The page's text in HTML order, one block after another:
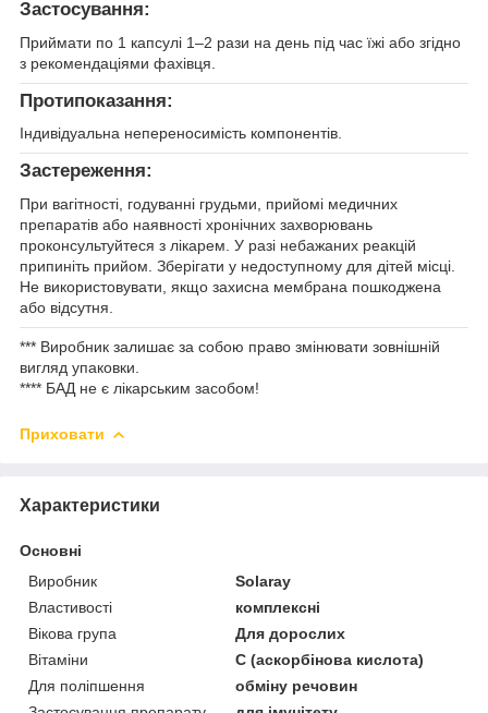
Застосування:
Приймати по 1 капсулі 1–2 рази на день під час їжі або згідно
з рекомендаціями фахівця.
Протипоказання:
Індивідуальна непереносимість компонентів.
Застереження:
При вагітності, годуванні грудьми, прийомі медичних
препаратів або наявності хронічних захворювань
проконсультуйтеся з лікарем. У разі небажаних реакцій
припиніть прийом. Зберігати у недоступному для дітей місці.
Не використовувати, якщо захисна мембрана пошкоджена
або відсутня.
*** Виробник залишає за собою право змінювати зовнішній
вигляд упаковки.
**** БАД не є лікарським засобом!
Приховати
Характеристики
Основні
Виробник
Solaray
Властивості
комплексні
Вікова група
Для дорослих
Вітаміни
С (аскорбінова кислота)
Для поліпшення
обміну речовин